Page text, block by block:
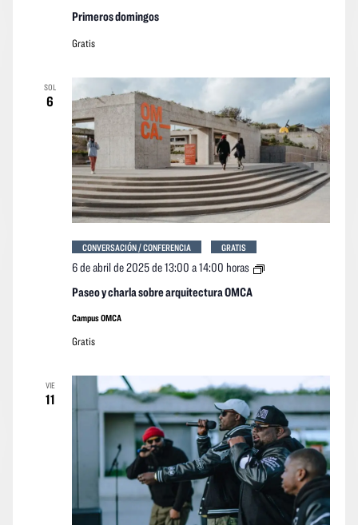
Primeros domingos
Gratis
SOL
6
Paseo y charla sobre arquitectura OMCA
6 de abril de 2025 de 13:00 a14:00 horas
Paseo
CONVERSACIÓN / CONFERENCIA GRATIS
Campus OMCA
Gratis
VIE
11